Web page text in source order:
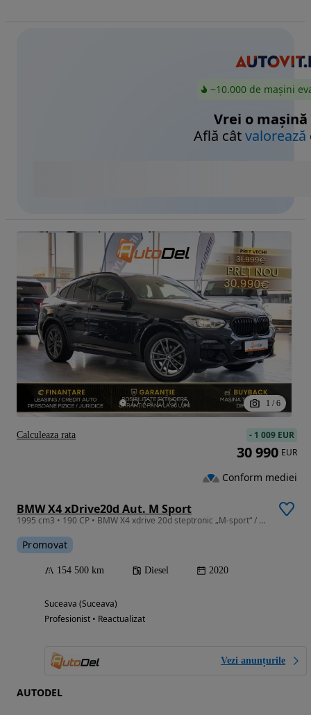
~10.000 de mașini
Vrei o mașină
Află câtvalorează
1 / 6
BMW X4 xDrive20d Aut. M Sport
1995 cm3 • 190 CP • BMW X4 xdrive 20d steptronic „M-sport“ / ACC / Head-Up / HiFi
Promovat
154 500 km Diesel 2020
Suceava (Suceava)
Profesionist • Reactualizat
Vezi anunțurile
AUTODEL
- 1 009 EUR
30 990 EUR
Conform mediei
Calculeaza rata